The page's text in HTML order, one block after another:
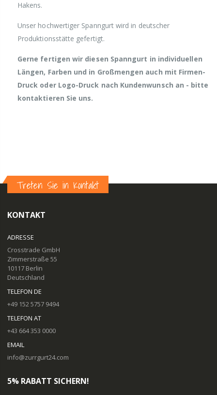
Hakens.
Unser hochwertiger Spanngurt wird in deutscher
Produktionsstätte gefertigt.
Gerne fertigen wir diesen Spanngurt in individuellen
Längen, Farben und in Großmengen auch mit Firmen-
Druck oder Logo-Druck nach Kundenwunsch an - bitte
kontaktieren Sie uns.
Treten Sie in Kontakt
KONTAKT
ADRESSE
Crosstrade GmbH
Zimmerstraße 55
10117 Berlin
Deutschland
TELEFON DE
+49 152 5757 9494
TELEFON AT
+43 664 353 0000
EMAIL
info@zurrgurt24.com
5% RABATT SICHERN!